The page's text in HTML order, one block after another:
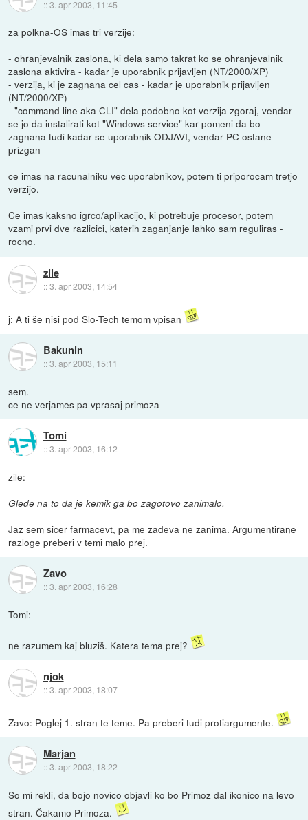
::3. apr 2003, 11:45
za polkna-OS imas tri verzije:
- ohranjevalnik zaslona, ki dela samo takrat ko se ohranjevalnik
zaslona aktivira - kadar je uporabnik prijavljen (NT/2000/XP)
- verzija, ki je zagnana cel cas - kadar je uporabnik prijavljen
(NT/2000/XP)
- "command line aka CLI" dela podobno kot verzija zgoraj, vendar
se jo da instalirati kot "Windows service" kar pomeni da bo
zagnana tudi kadar se uporabnik ODJAVI, vendar PC ostane
prizgan
ce imas na racunalniku vec uporabnikov, potem ti priporocam tretjo
verzijo.
Ce imas kaksno igrco/aplikacijo, ki potrebuje procesor, potem
vzami prvi dve razlicici, katerih zaganjanje lahko sam reguliras -
rocno.
zile
::3. apr 2003, 14:54
j: A ti še nisi pod Slo-Tech temom vpisan
Bakunin
::3. apr 2003, 15:11
sem.
ce ne verjames pa vprasaj primoza
Tomi
::3. apr 2003, 16:12
zile:
Glede na to da je kemik ga bo zagotovo zanimalo.
Jaz sem sicer farmacevt, pa me zadeva ne zanima. Argumentirane
razloge preberi v temi malo prej.
Zavo
::3. apr 2003, 16:28
Tomi:
ne razumem kaj bluziš. Katera tema prej?
njok
::3. apr 2003, 18:07
Zavo: Poglej 1. stran te teme. Pa preberi tudi protiargumente.
Marjan
::3. apr 2003, 18:22
So mi rekli, da bojo novico objavli ko bo Primoz dal ikonico na levo
stran. Čakamo Primoza.